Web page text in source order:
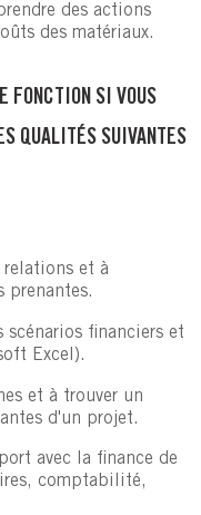
des actions
des matériaux.
FONCTION SI VOUS
QUALITÉS SUIVANTES
relations et à
prenantes.
financiers et
Excel).
et à trouver un
d'un projet.
avec la finance de
comptabilité,